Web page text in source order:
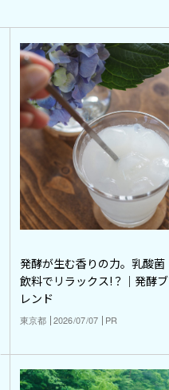
発酵が生む香りの力。乳酸菌
飲料でリラックス!？｜発酵ブ
レンド
東京都 2026/07/07 PR